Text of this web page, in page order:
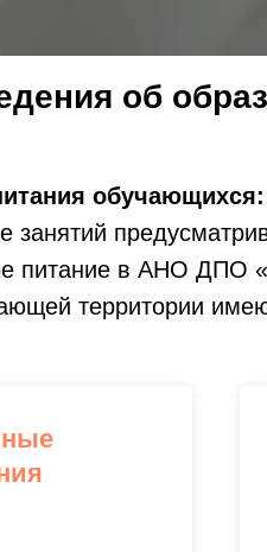
об
обучающихся:
занятий
питание в АНО ДПО
территории